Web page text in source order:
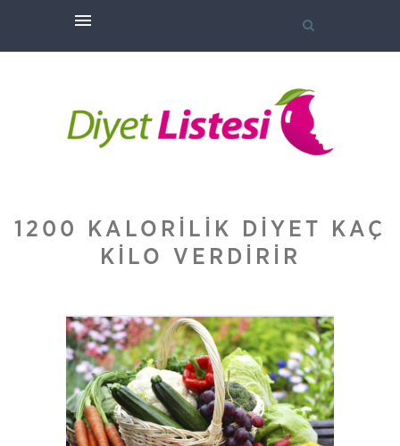
1200 KALORILIK DIYET KAÇ
KILO VERDIRIR